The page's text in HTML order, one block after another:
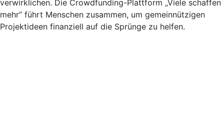
verwirklichen. Die Crowdfunding-Plattform „Viele schaffen
mehr” führt Menschen zusammen, um gemeinnützigen
Projektideen finanziell auf die Sprünge zu helfen.